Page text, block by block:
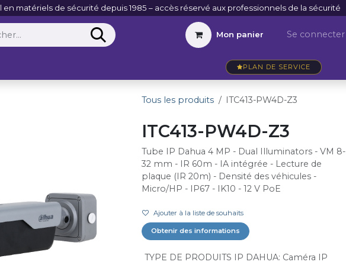
matériels de sécurité depuis 1985 – accès réservé aux professionnels de la sécurité
Mon panier Se connecter
PLAN DE SERVICE
Tous les produits ITC413-PW4D-Z3
ITC413-PW4D-Z3
Tube IP Dahua 4 MP - Dual Illuminators - VM 8-
32 mm - IR 60m - IA intégrée - Lecture de
plaque (IR 20m) - Densité des véhicules -
Micro/HP - IP67 - IK10 - 12 V PoE
Ajouter à la liste de souhaits
Obtenir des informations
TYPE DE PRODUITS IP DAHUA: Caméra IP